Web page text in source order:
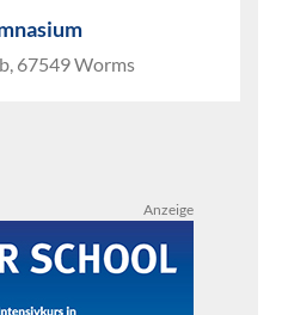
67549 Worms
Anzeige